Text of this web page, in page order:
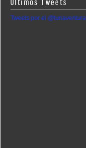
Tweets por el @turiaventura.